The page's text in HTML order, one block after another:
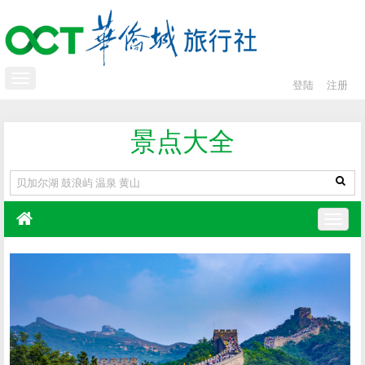
登陆 注册
景点大全